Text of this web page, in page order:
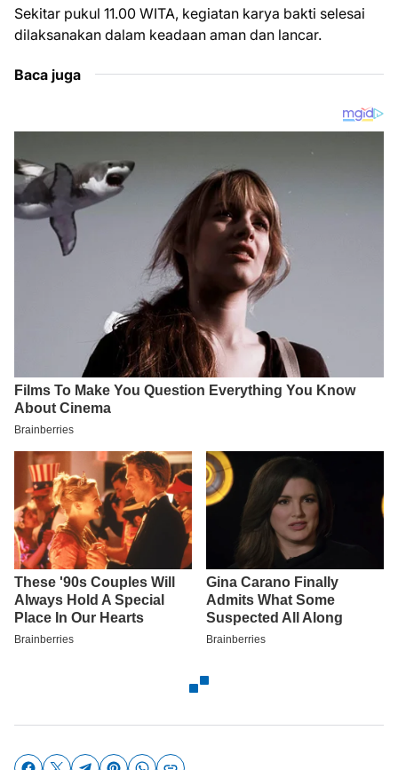
Sekitar pukul 11.00 WITA, kegiatan karya bakti selesai
dilaksanakan dalam keadaan aman dan lancar.
Baca juga